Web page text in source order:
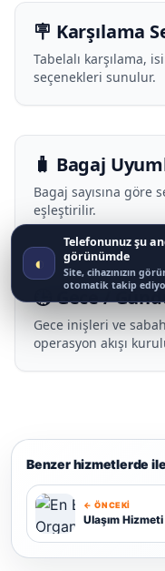
🪧 Karşılama
Tabelalı karşılama,
seçenekleri sunulur.
🧳 Bagaj
Bagaj sayısına göre
eşleştirilir.
🕒 Gece /
Gece inişleri ve
operasyon akışı
Benzer hizmetlerde
← ÖNCEKI
Ulaşım Hizmeti
◐
Telefonunuz şu
görünümde
Site, cihazınızın
otomatik takip